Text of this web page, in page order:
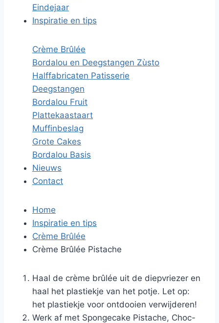
Eindejaar
Inspiratie en tips
Crème Brûlée
Bordalou en Deegstangen Zùsto
Halffabricaten Patisserie
Deegstangen
Bordalou Fruit
Plattekaastaart
Muffinbeslag
Grote Cakes
Bordalou Basis
Nieuws
Contact
Home
Inspiratie en tips
Crème Brûlée
Crème Brûlée Pistache
Haal de crème brûlée uit de diepvriezer en
haal het plastiekje van het potje. Let op:
het plastiekje voor ontdooien verwijderen!
Werk af met Spongecake Pistache, Choc-